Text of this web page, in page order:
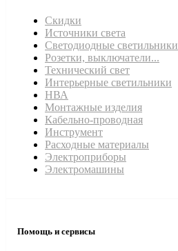
Скидки
Источники света
Светодиодные светильники
Розетки, выключатели...
Технический свет
Интерьерные светильники
НВА
Монтажные изделия
Кабельно-проводная
Инструмент
Расходные материалы
Электроприборы
Электромашины
Помощь и сервисы